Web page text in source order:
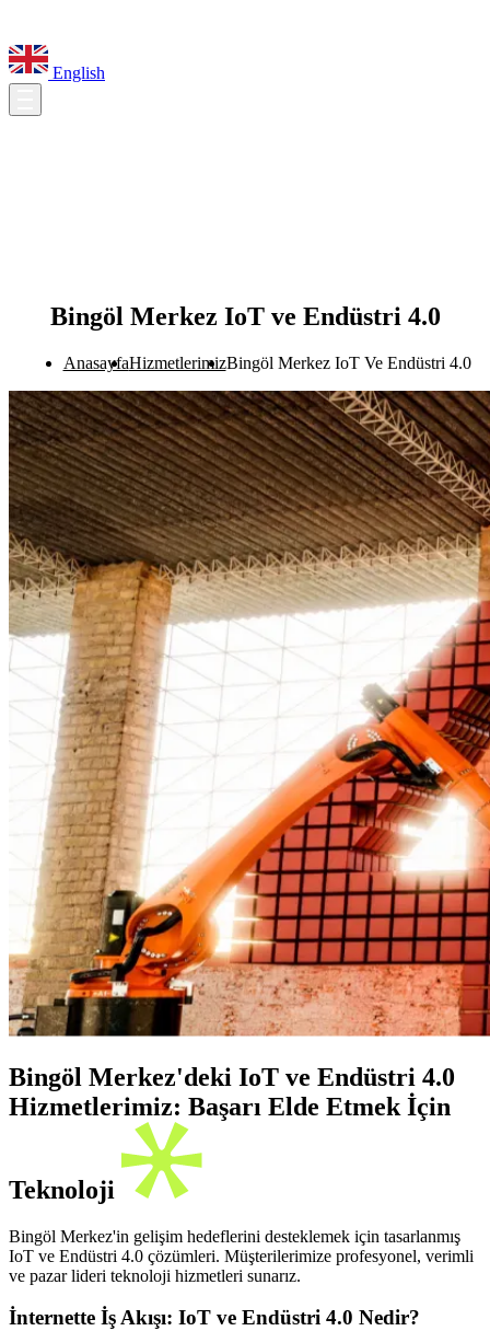
English
Bingöl Merkez IoT ve Endüstri 4.0
AnasayfaHizmetlerimizBingöl Merkez IoT Ve Endüstri 4.0
Bingöl Merkez'deki IoT ve Endüstri 4.0
Hizmetlerimiz: Başarı Elde Etmek İçin
Teknoloji
Bingöl Merkez'in gelişim hedeflerini desteklemek için tasarlanmış
IoT ve Endüstri 4.0 çözümleri. Müşterilerimize profesyonel, verimli
ve pazar lideri teknoloji hizmetleri sunarız.
İnternette İş Akışı: IoT ve Endüstri 4.0 Nedir?